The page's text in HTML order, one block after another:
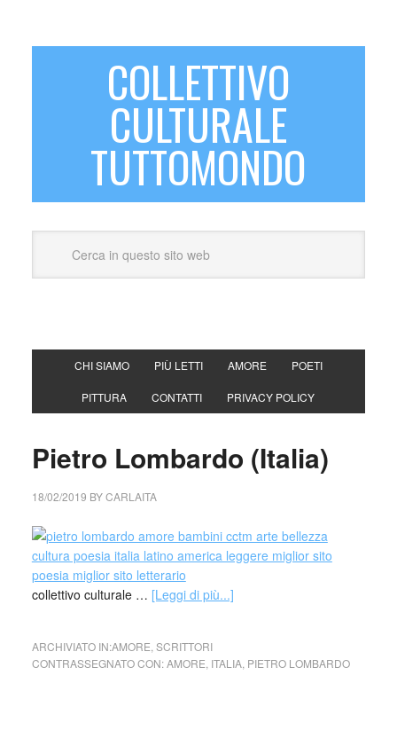
COLLETTIVO
CULTURALE
TUTTOMONDO
CHI SIAMO PIÙ LETTI AMORE POETI
PITTURA CONTATTI PRIVACY POLICY
Pietro Lombardo (Italia)
18/02/2019 BYCARLAITA
collettivo culturale … [Leggi di più...]
ARCHIVIATO IN:AMORE SCRITTORI
CONTRASSEGNATO CON:AMORE ITALIA, PIETRO LOMBARDO